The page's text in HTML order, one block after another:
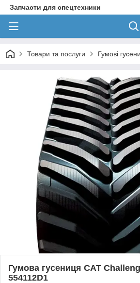
Запчасти для спецтехники
Товари та послуги Гумові
Гумова гусениця CAT
554112D1